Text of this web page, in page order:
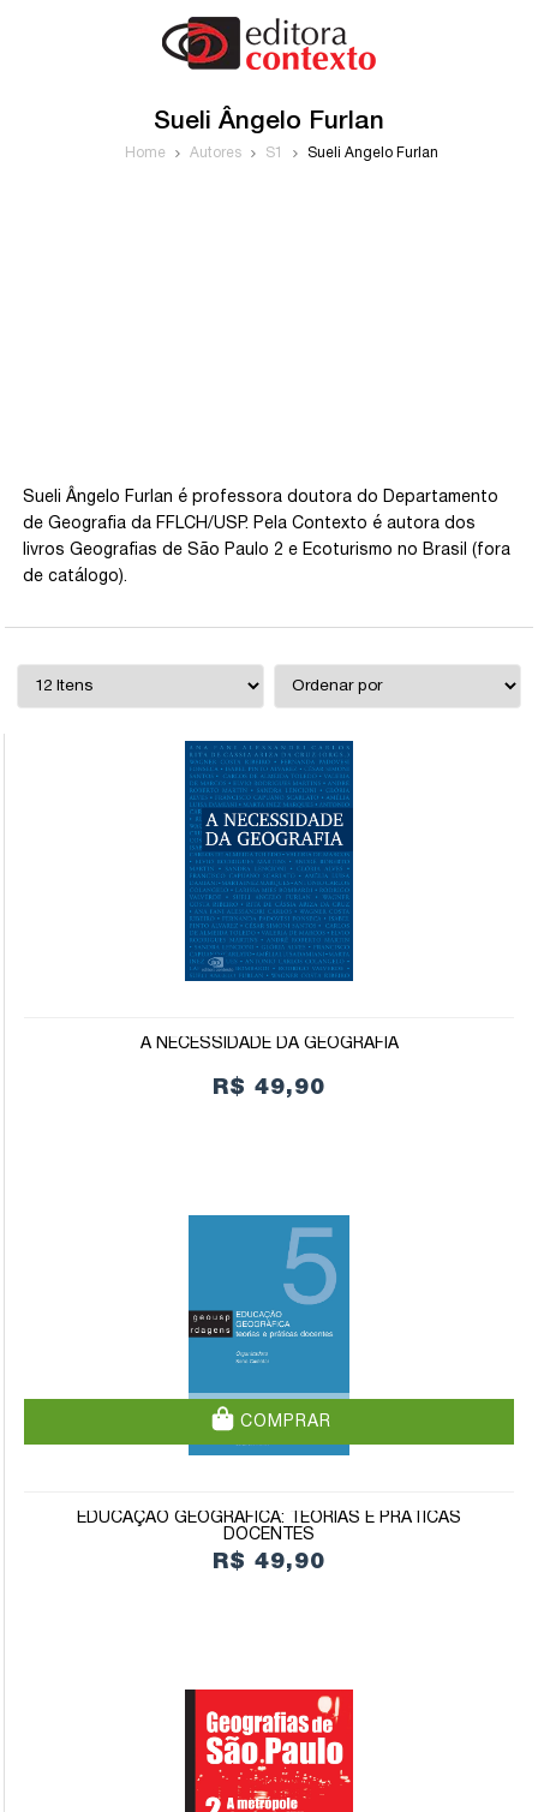
Sueli Ângelo Furlan
Home Autores S1 Sueli Ângelo Furlan
Sueli Ângelo Furlan é professora doutora do Departamento
de Geografia da FFLCH/USP. Pela Contexto é autora dos
livros Geografias de São Paulo 2 e Ecoturismo no Brasil (fora
de catálogo).
A NECESSIDADE DA GEOGRAFIA
R$ 49,90
COMPRAR
EDUCAÇÃO GEOGRÁFICA: TEORIAS E PRÁTICAS
DOCENTES
R$ 49,90